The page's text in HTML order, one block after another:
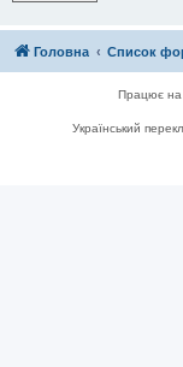
Головна Список
Працює на
Український